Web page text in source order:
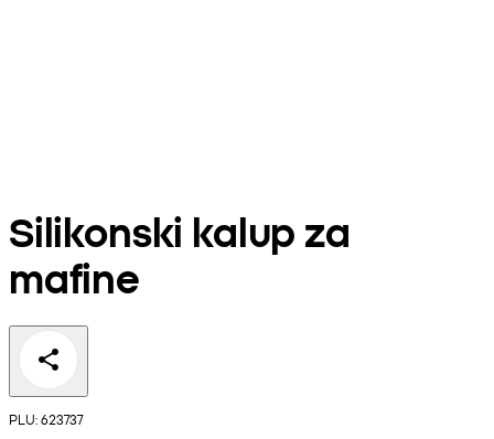
Silikonski kalup za
mafine
PLU: 623737